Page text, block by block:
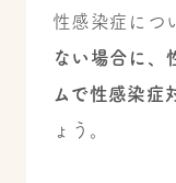
性感染症につ
ない場合に、
ムで性感染症
ょう。